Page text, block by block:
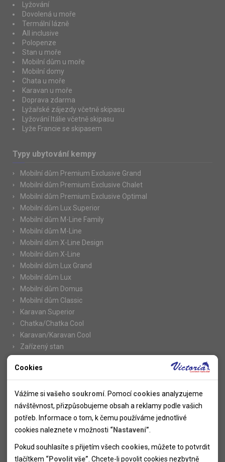
Lyžování
Dovolená u moře
Termální lázně
All inclusive
Polopenze
Stan u moře
Mobilní dům u moře
Mobilní domy
Chata u moře
Karavan u moře
Doprava zdarma
Lyžařské zájezdy včetně skipasu
Lyžování Itálie včetně skipasu
Lyže Francie se skipasem
Typy ubytování kempy
Mobilní dům Premium Exclusive Grand
Mobilní dům Premium Exclusive Chalet
Mobilní dům Premium Exclusive Optimal
Mobilní dům Lux Superior
Mobilní dům M-Line Family
Mobilní dům M-Line
Mobilní dům X-Line Design
Mobilní dům X-Line
Mobilní dům Lux Grand
Mobilní dům Lux
Mobilní dům Domus
Mobilní dům Classic
Karavan Superior
Chatka/Chatka Cool
Karavan/Karavan Cool
Zařízený stan
Informace
Novinky
Kolektivy
SUPER FIRST MINUTE
Informace k letním pobytům
Informace o letecké dopravě
Cookies
Vážíme si vašeho soukromí . Pomocícookies analyzujeme
návštěvnost, přizpůsobujeme obsah a reklamy podle vašich
potřeb. Informace o tom, k čemu používáme jednotlivé
cookies naleznete v možnosti “Nastavení”
Pokud souhlasíte s přijetím všech cookies, můžete to potvrdit
tlačítkem “Povolit vše” . Chcete-li povolit cookies nezbytně
Nutné cookies pomáhají, aby byla webová stránka použitelná
tak, že umožní základní funkce jako navigace stránky a
přístup k zabezpečeným sekcím webové stránky. Webová
stránka nemůže správně fungovat bez těchto cookies.
Analytické cookies